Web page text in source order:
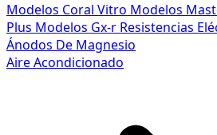
Modelos Coral Vitro Modelos
Plus Modelos Gx-r Resistencias
Ánodos De Magnesio
Aire Acondicionado